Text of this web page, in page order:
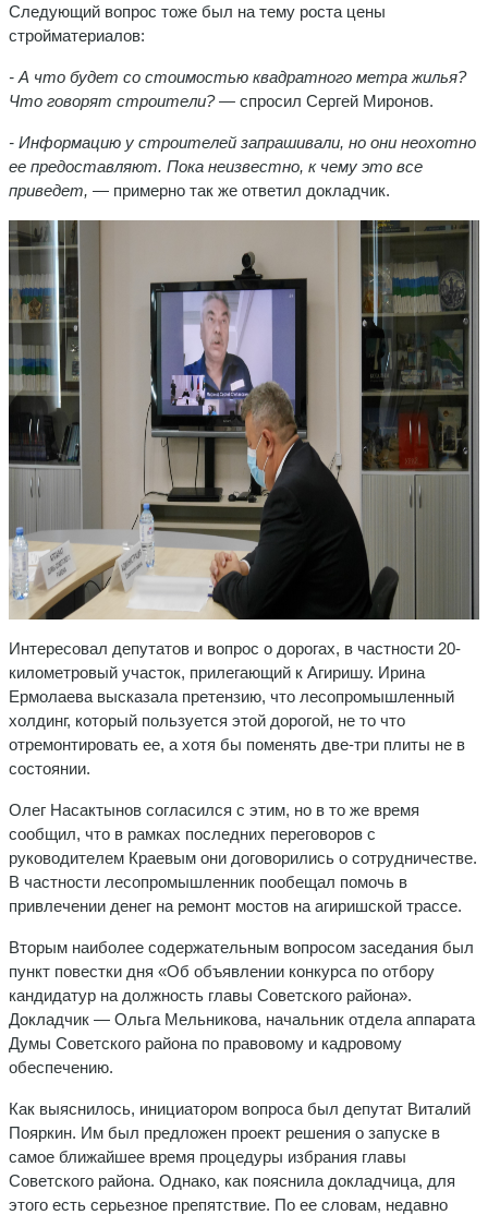
Следующий вопрос тоже был на тему роста цены
стройматериалов:
- А что будет со стоимостью квадратного метра жилья?
Что говорят строители? — спросил Сергей Миронов.
- Информацию у строителей запрашивали, но они неохотно
ее предоставляют. Пока неизвестно, к чему это все
приведет, — примерно так же ответил докладчик.
Интересовал депутатов и вопрос о дорогах, в частности 20-
километровый участок, прилегающий к Агиришу. Ирина
Ермолаева высказала претензию, что лесопромышленный
холдинг, который пользуется этой дорогой, не то что
отремонтировать ее, а хотя бы поменять две-три плиты не в
состоянии.
Олег Насактынов согласился с этим, но в то же время
сообщил, что в рамках последних переговоров с
руководителем Краевым они договорились о сотрудничестве.
В частности лесопромышленник пообещал помочь в
привлечении денег на ремонт мостов на агиришской трассе.
Вторым наиболее содержательным вопросом заседания был
пункт повестки дня «Об объявлении конкурса по отбору
кандидатур на должность главы Советского района».
Докладчик — Ольга Мельникова, начальник отдела аппарата
Думы Советского района по правовому и кадровому
обеспечению.
Как выяснилось, инициатором вопроса был депутат Виталий
Пояркин. Им был предложен проект решения о запуске в
самое ближайшее время процедуры избрания главы
Советского района. Однако, как пояснила докладчица, для
этого есть серьезное препятствие. По ее словам, недавно